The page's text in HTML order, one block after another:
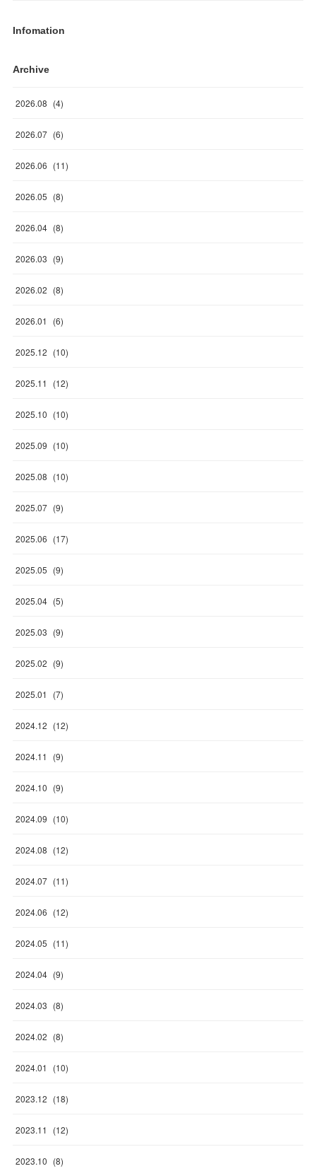
Infomation
Archive
2026.08 (4)
2026.07 (6)
2026.06 (11)
2026.05 (8)
2026.04 (8)
2026.03 (9)
2026.02 (8)
2026.01 (6)
2025.12 (10)
2025.11 (12)
2025.10 (10)
2025.09 (10)
2025.08 (10)
2025.07 (9)
2025.06 (17)
2025.05 (9)
2025.04 (5)
2025.03 (9)
2025.02 (9)
2025.01 (7)
2024.12 (12)
2024.11 (9)
2024.10 (9)
2024.09 (10)
2024.08 (12)
2024.07 (11)
2024.06 (12)
2024.05 (11)
2024.04 (9)
2024.03 (8)
2024.02 (8)
2024.01 (10)
2023.12 (18)
2023.11 (12)
2023.10 (8)